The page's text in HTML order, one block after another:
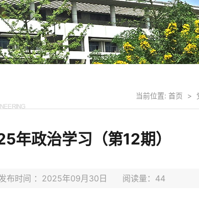
当前位置: 首页 >
年政治学习（第12期）
布时间 ：2025年09月30日 阅读量： 44